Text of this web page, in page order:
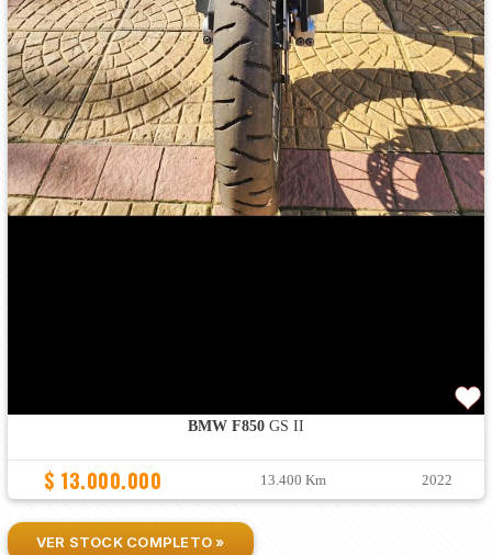
BMW F850GS II
$ 13.000.000 13.400 Km 2022
VER STOCK COMPLETO »